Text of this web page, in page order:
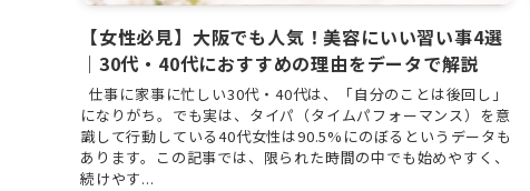
【女性必見】大阪でも人気！美容にいい習い事4選
｜30代・40代におすすめの理由をデータで解説
仕事に家事に忙しい30代・40代は、「自分のことは後回し」
になりがち。でも実は、タイパ（タイムパフォーマンス）を意
識して行動している40代女性は90.5%にのぼるというデータも
あります。この記事では、限られた時間の中でも始めやすく、
続けやす...